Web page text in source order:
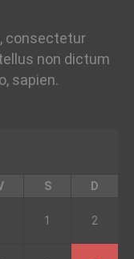
consectetur
non dictum
sapien.
S D
1 2